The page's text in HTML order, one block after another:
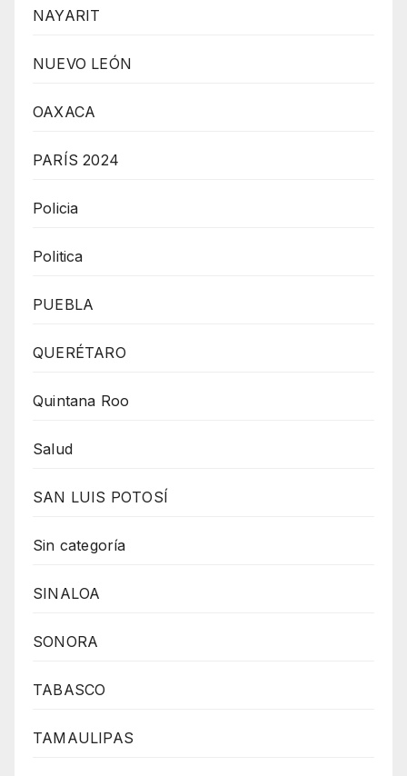
NAYARIT
NUEVO LEÓN
OAXACA
PARÍS 2024
Policia
Politica
PUEBLA
QUERÉTARO
Quintana Roo
Salud
SAN LUIS POTOSÍ
Sin categoría
SINALOA
SONORA
TABASCO
TAMAULIPAS